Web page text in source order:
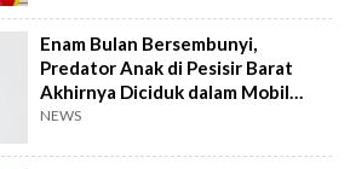
Enam Bulan Bersembunyi,
Predator Anak di Pesisir Barat
Akhirnya Diciduk dalam Mobil
Travel
NEWS